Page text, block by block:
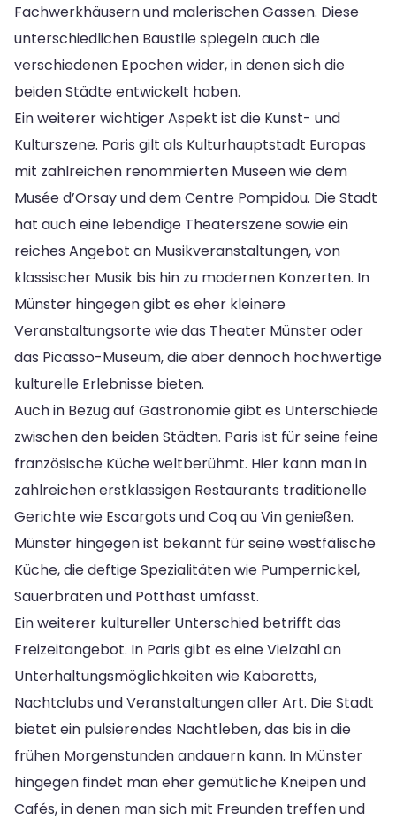
Fachwerkhäusern und malerischen Gassen. Diese
unterschiedlichen Baustile spiegeln auch die
verschiedenen Epochen wider, in denen sich die
beiden Städte entwickelt haben.
Ein weiterer wichtiger Aspekt ist die Kunst- und
Kulturszene. Paris gilt als Kulturhauptstadt Europas
mit zahlreichen renommierten Museen wie dem
Musée d’Orsay und dem Centre Pompidou. Die Stadt
hat auch eine lebendige Theaterszene sowie ein
reiches Angebot an Musikveranstaltungen, von
klassischer Musik bis hin zu modernen Konzerten. In
Münster hingegen gibt es eher kleinere
Veranstaltungsorte wie das Theater Münster oder
das Picasso-Museum, die aber dennoch hochwertige
kulturelle Erlebnisse bieten.
Auch in Bezug auf Gastronomie gibt es Unterschiede
zwischen den beiden Städten. Paris ist für seine feine
französische Küche weltberühmt. Hier kann man in
zahlreichen erstklassigen Restaurants traditionelle
Gerichte wie Escargots und Coq au Vin genießen.
Münster hingegen ist bekannt für seine westfälische
Küche, die deftige Spezialitäten wie Pumpernickel,
Sauerbraten und Potthast umfasst.
Ein weiterer kultureller Unterschied betrifft das
Freizeitangebot. In Paris gibt es eine Vielzahl an
Unterhaltungsmöglichkeiten wie Kabaretts,
Nachtclubs und Veranstaltungen aller Art. Die Stadt
bietet ein pulsierendes Nachtleben, das bis in die
frühen Morgenstunden andauern kann. In Münster
hingegen findet man eher gemütliche Kneipen und
Cafés, in denen man sich mit Freunden treffen und